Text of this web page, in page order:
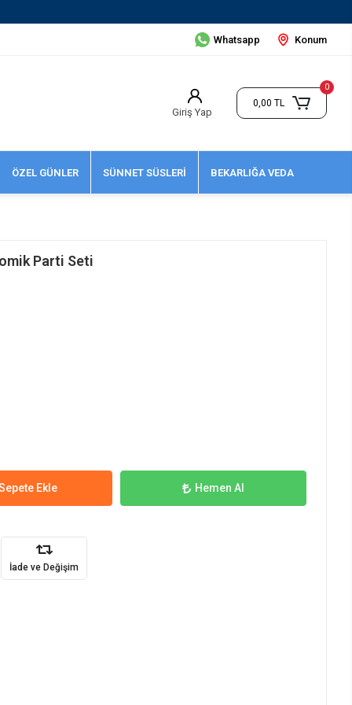
Whatsapp Konum
Giriş Yap
0
0,00 TL
ÖZEL GÜNLER SÜNNET SÜSLERİ BEKARLIĞA VEDA
Parti Seti
Ekle Hemen Al
İade ve Değişim